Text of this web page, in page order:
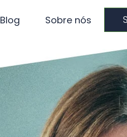
Blog Sobre nós